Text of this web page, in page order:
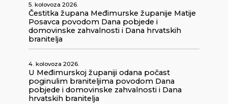
5. kolovoza 2026.
Čestitka župana Međimurske županije Matije
Posavca povodom Dana pobjede i
domovinske zahvalnosti i Dana hrvatskih
branitelja
4. kolovoza 2026.
U Međimurskoj županiji odana počast
poginulim braniteljima povodom Dana
pobjede i domovinske zahvalnosti i Dana
hrvatskih branitelja